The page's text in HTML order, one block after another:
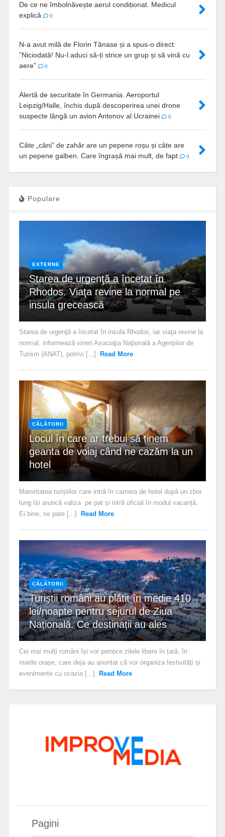
De ce ne îmbolnăvește aerul condiționat. Medicul
explică
0
N-a avut milă de Florin Tănase și a spus-o direct:
”Niciodată! Nu-l aduci să-ți strice un grup și să vină cu
aere”
0
Alertă de securitate în Germania. Aeroportul
Leipzig/Halle, închis după descoperirea unei drone
suspecte lângă un avion Antonov al Ucrainei
0
Câte „căni” de zahăr are un pepene roșu și câte are
un pepene galben. Care îngrașă mai mult, de fapt
0
Populare
EXTERNE
Starea de urgenţă a încetat în
Rhodos. Viaţa revine la normal pe
insula grecească
Starea de urgenţă a încetat în insula Rhodos, iar viaţa revine la
normal, informează vineri Asociaţia Naţională a Agenţiilor de
Turism (ANAT), potrivi [...]
Read More
CĂLĂTORII
Locul în care ar trebui să ținem
geanta de voiaj când ne cazăm la un
hotel
Maroritatea turiștilor care intră în camera de hotel după un zbor
lung își aruncă valiza pe pat și intră oficial în modul vacanță.
Ei bine, se pare [...]
Read More
CĂLĂTORII
Turiștii români au plătit în medie 410
lei/noapte pentru sejurul de Ziua
Națională. Ce destinații au ales
Cei mai mulți români își vor petrece zilele libere în țară, în
marile orașe, care deja au anunțat că vor organiza festivități și
evenimente cu ocazia [...]
Read More
Pagini